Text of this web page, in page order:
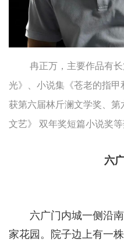
冉正万，主要作品有
光》、小说集《苍老的指
获第六届林斤澜文学奖、
文艺》 双年奖短篇小说奖等
六
六广门内城一侧沿
家花园。院子边上有一